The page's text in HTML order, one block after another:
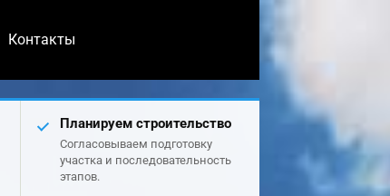
Контакты
Планируем строительство
Согласовываем подготовку
участка и последовательность
этапов.